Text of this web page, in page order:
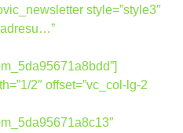
style=”style3″
2″ offset=”vc_col-lg-2